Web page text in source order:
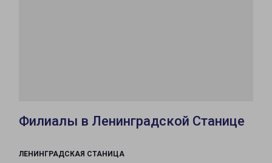
Филиалы в Ленинградской Станице
ЛЕНИНГРАДСКАЯ СТАНИЦА